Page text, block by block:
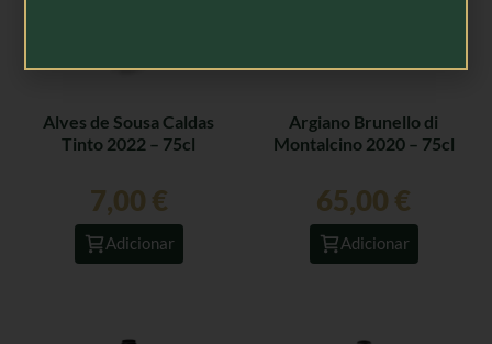
Alves de Sousa Caldas
Tinto 2022 – 75cl
7,00 €
Adicionar
Argiano Brunello di
Montalcino 2020 – 75cl
65,00 €
Adicionar